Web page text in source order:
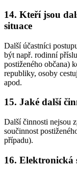
14. Kteří jsou
situace
Další účastníci
být např. rodinní
postiženého občana)
republiky, osoby
apod.
15. Jaké další
Další činnosti nejsou
součinnost
případu).
16. Elektronická